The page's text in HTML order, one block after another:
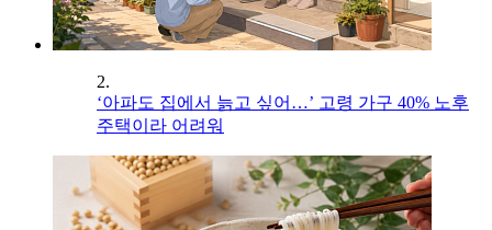
2.
‘아파도 집에서 늙고 싶어…’ 고령 가구 40% 노후
주택이라 어려워